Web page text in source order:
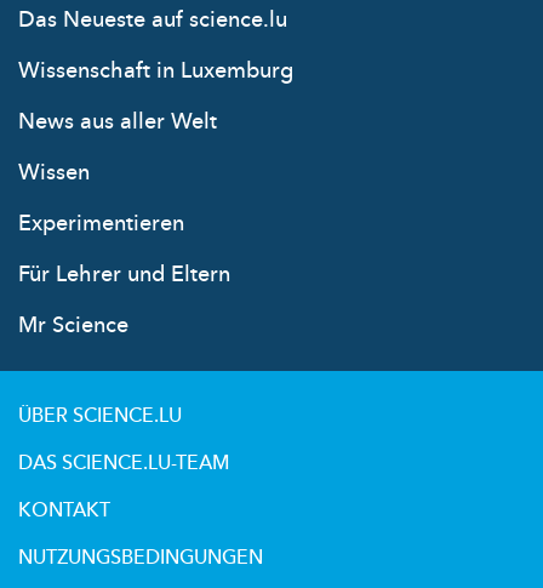
Das Neueste auf science.lu
Wissenschaft in Luxemburg
News aus aller Welt
Wissen
Experimentieren
Für Lehrer und Eltern
Mr Science
ÜBER SCIENCE.LU
DAS SCIENCE.LU-TEAM
KONTAKT
NUTZUNGSBEDINGUNGEN